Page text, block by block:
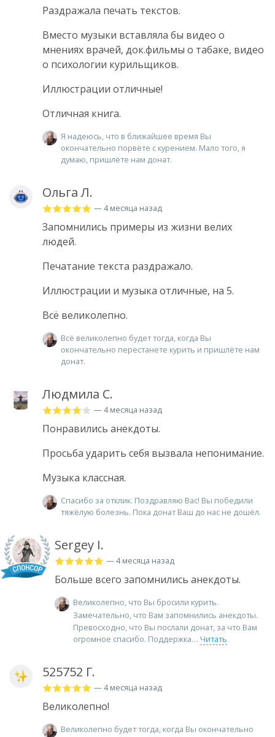
Раздражала печать текстов.
Вместо музыки вставляла бы видео о
мнениях врачей, док.фильмы о табаке, видео
о психологии курильщиков.
Иллюстрации отличные!
Отличная книга.
Я надеюсь, что в ближайшее время Вы
окончательно порвёте с курением. Мало того, я
думаю, пришлёте нам донат.
Ольга Л.
— 4 месяца назад
Запомнились примеры из жизни велих
людей.
Печатание текста раздражало.
Иллюстрации и музыка отличные, на 5.
Всё великолепно.
Всё великолепно будет тогда, когда Вы
окончательно перестанете курить и пришлёте нам
донат.
Людмила С.
— 4 месяца назад
Понравились анекдоты.
Просьба ударить себя вызвала непонимание.
Музыка классная.
Спасибо за отклик. Поздравляю Вас! Вы победили
тяжёлую болезнь. Пока донат Ваш до нас не дошёл.
Sergey I.
— 4 месяца назад
Больше всего запомнились анекдоты.
Великолепно, что Вы бросили курить.
Замечательно, что Вам запомнились анекдоты.
Превосходно, что Вы послали донат, за что Вам
огромное спасибо. Поддержка
Читать
525752 Г.
— 4 месяца назад
Великолепно!
Великолепно будет тогда, когда Вы окончательно